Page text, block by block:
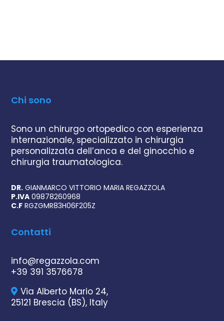
Chi sono
Sono un chirurgo ortopedico con esperienza
internazionale, specializzato in chirurgia
personalizzata dell’anca e del ginocchio e
chirurgia traumatologica.
DR. GIANMARCO VITTORIO MARIA REGAZZOLA
P.IVA 09878260968
C.F RGZGMR83H06F205Z
Contatti
info@regazzola.com
+39 391 3576678
Via Alberto Mario 24,
25121 Brescia (BS), Italy